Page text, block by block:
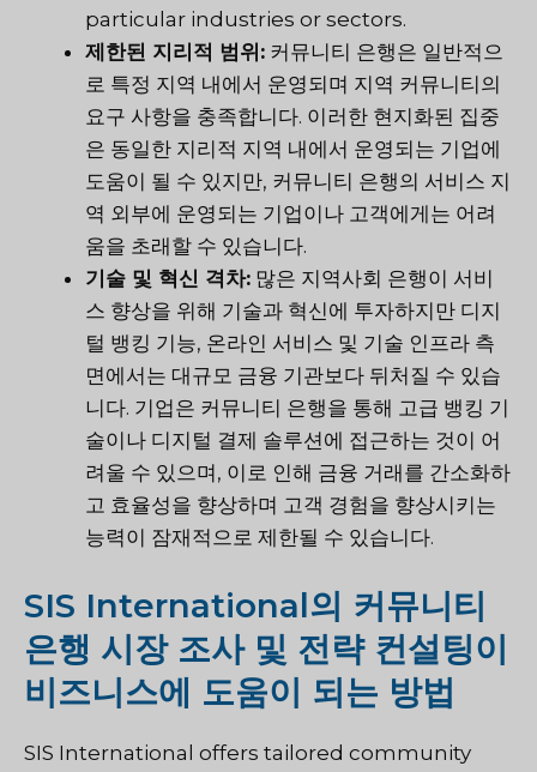
particular industries or sectors.
제한된 지리적 범위: 커뮤니티 은행은 일반적으
로 특정 지역 내에서 운영되며 지역 커뮤니티의
요구 사항을 충족합니다. 이러한 현지화된 집중
은 동일한 지리적 지역 내에서 운영되는 기업에
도움이 될 수 있지만, 커뮤니티 은행의 서비스 지
역 외부에 운영되는 기업이나 고객에게는 어려
움을 초래할 수 있습니다.
기술 및 혁신 격차: 많은 지역사회 은행이 서비
스 향상을 위해 기술과 혁신에 투자하지만 디지
털 뱅킹 기능, 온라인 서비스 및 기술 인프라 측
면에서는 대규모 금융 기관보다 뒤처질 수 있습
니다. 기업은 커뮤니티 은행을 통해 고급 뱅킹 기
술이나 디지털 결제 솔루션에 접근하는 것이 어
려울 수 있으며, 이로 인해 금융 거래를 간소화하
고 효율성을 향상하며 고객 경험을 향상시키는
능력이 잠재적으로 제한될 수 있습니다.
SIS International의 커뮤니티
은행 시장 조사 및 전략 컨설팅이
비즈니스에 도움이 되는 방법
SIS International offers tailored community